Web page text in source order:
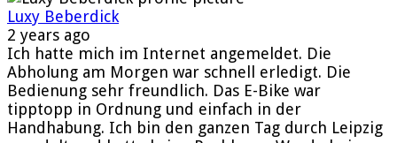
Luxy Beberdick
2 years ago
Ich hatte mich im Internet angemeldet. Die
Abholung am Morgen war schnell erledigt. Die
Bedienung sehr freundlich. Das E-Bike war
tipptopp in Ordnung und einfach in der
Handhabung. Ich bin den ganzen Tag durch Leipzig